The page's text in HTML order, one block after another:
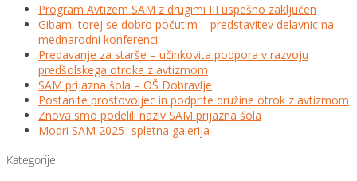
Program Avtizem SAM z drugimi III uspešno zaključen
Gibam, torej se dobro počutim – predstavitev delavnic na
mednarodni konferenci
Predavanje za starše – učinkovita podpora v razvoju
predšolskega otroka z avtizmom
SAM prijazna šola – OŠ Dobravlje
Postanite prostovoljec in podprite družine otrok z avtizmom
Znova smo podelili naziv SAM prijazna šola
Modri SAM 2025- spletna galerija
Kategorije